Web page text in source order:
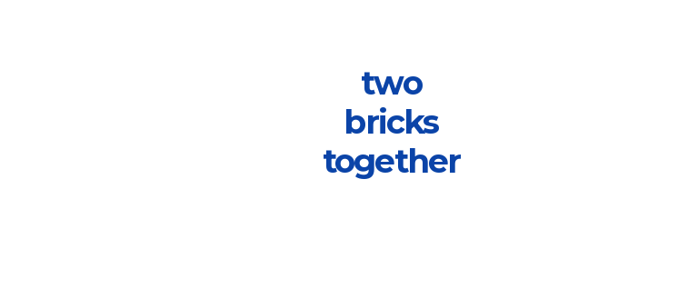
two
bricks
together